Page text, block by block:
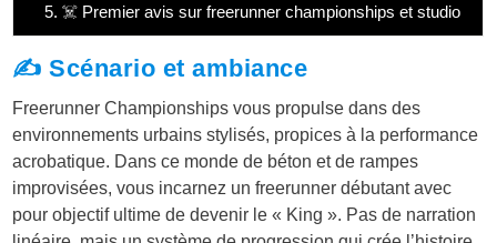
5. ☠️ Premier avis sur freerunner championships et studio
✍️ Scénario et ambiance
Freerunner Championships vous propulse dans des
environnements urbains stylisés, propices à la performance
acrobatique. Dans ce monde de béton et de rampes
improvisées, vous incarnez un freerunner débutant avec
pour objectif ultime de devenir le « King ». Pas de narration